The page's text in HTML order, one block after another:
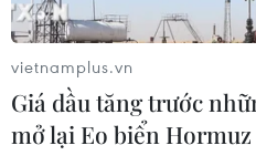
vietnamplus.vn
Giá dầu tăng trước
mở lại Eo biển Hormuz